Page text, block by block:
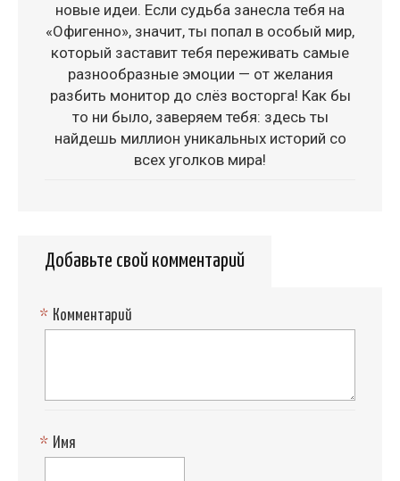
новые идеи. Если судьба занесла тебя на
«Офигенно», значит, ты попал в особый мир,
который заставит тебя переживать самые
разнообразные эмоции — от желания
разбить монитор до слёз восторга! Как бы
то ни было, заверяем тебя: здесь ты
найдешь миллион уникальных историй со
всех уголков мира!
Добавьте свой комментарий
Комментарий
*
Имя
*